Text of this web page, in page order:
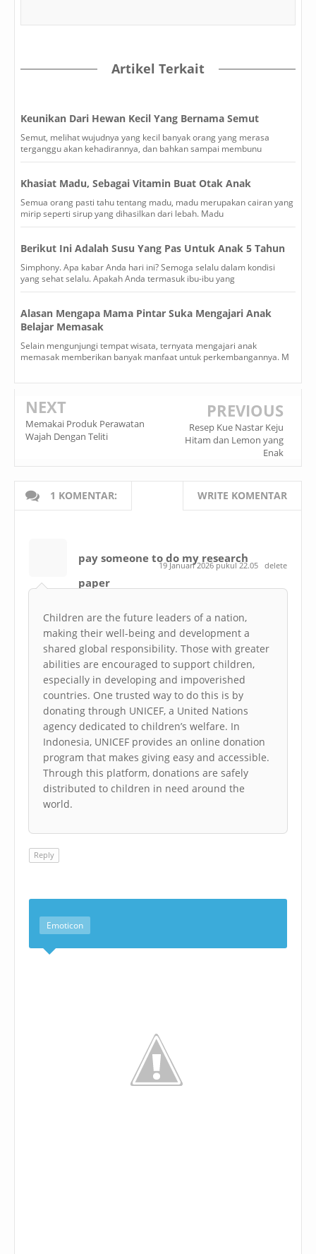
Artikel Terkait
Keunikan Dari Hewan Kecil Yang Bernama Semut
Semut, melihat wujudnya yang kecil banyak orang yang merasa
terganggu akan kehadirannya, dan bahkan sampai membunu
Khasiat Madu, Sebagai Vitamin Buat Otak Anak
Semua orang pasti tahu tentang madu, madu merupakan cairan yang
mirip seperti sirup yang dihasilkan dari lebah. Madu
Berikut Ini Adalah Susu Yang Pas Untuk Anak 5 Tahun
Simphony. Apa kabar Anda hari ini? Semoga selalu dalam kondisi
yang sehat selalu. Apakah Anda termasuk ibu-ibu yang
Alasan Mengapa Mama Pintar Suka Mengajari Anak
Belajar Memasak
Selain mengunjungi tempat wisata, ternyata mengajari anak
memasak memberikan banyak manfaat untuk perkembangannya. M
NEXT
Memakai Produk Perawatan
Wajah Dengan Teliti
PREVIOUS
Resep Kue Nastar Keju
Hitam dan Lemon yang
Enak
1 KOMENTAR: WRITE KOMENTAR
pay someone to do my research
paper
19 Januari 2026 pukul 22.05 delete
Children are the future leaders of a nation,
making their well-being and development a
shared global responsibility. Those with greater
abilities are encouraged to support children,
especially in developing and impoverished
countries. One trusted way to do this is by
donating through UNICEF, a United Nations
agency dedicated to children’s welfare. In
Indonesia, UNICEF provides an online donation
program that makes giving easy and accessible.
Through this platform, donations are safely
distributed to children in need around the
world.
Reply
Emoticon